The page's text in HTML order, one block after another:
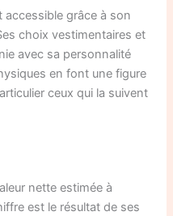
grâce à son
choix vestimentaires et
avec sa personnalité
en font une figure
ceux qui la suivent
nette estimée à
est le résultat de ses